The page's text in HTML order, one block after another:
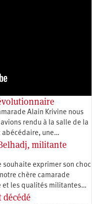
Alain Krivine nous
rendu à la salle de la
abécédaire, une…
militante
souhaite exprimer son choc
chère camarade
et les qualités militantes…
décédé